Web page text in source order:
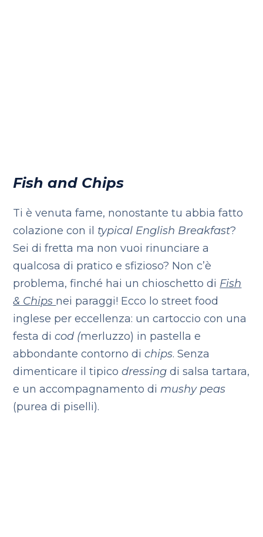
Fish and Chips
Ti è venuta fame, nonostante tu abbia fatto
colazione con il typical English Breakfast?
Sei di fretta ma non vuoi rinunciare a
qualcosa di pratico e sfizioso? Non c’è
problema, finché hai un chioschetto di Fish
& Chips nei paraggi! Ecco lo street food
inglese per eccellenza: un cartoccio con una
festa dicod (merluzzo) in pastella e
abbondante contorno dichips. Senza
dimenticare il tipicodressingdi salsa tartara,
e un accompagnamento di mushy peas
(purea di piselli).